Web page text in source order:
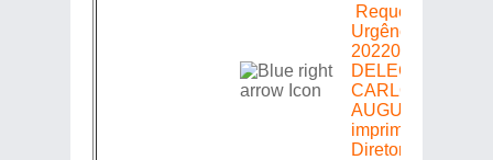
Requerimento de
Urgência =>
20220305483 =>
DELEGADO
CARLOS
AUGUSTO => A
imprimir e à Mesa
Diretora